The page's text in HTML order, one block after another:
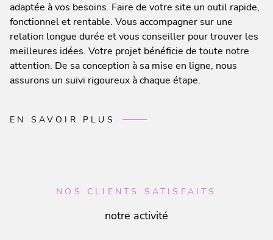
adaptée à vos besoins. Faire de votre site un outil rapide,
fonctionnel et rentable. Vous accompagner sur une
relation longue durée et vous conseiller pour trouver les
meilleures idées. Votre projet bénéficie de toute notre
attention. De sa conception à sa mise en ligne, nous
assurons un suivi rigoureux à chaque étape.
EN SAVOIR PLUS
NOS CLIENTS SATISFAITS
notre activité